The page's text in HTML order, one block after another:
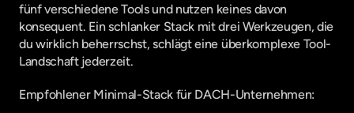
fünf verschiedene Tools und nutzen keines davon
konsequent. Ein schlanker Stack mit drei Werkzeugen, die
du wirklich beherrschst, schlägt eine überkomplexe Tool-
Landschaft jederzeit.
Empfohlener Minimal-Stack für DACH-Unternehmen: